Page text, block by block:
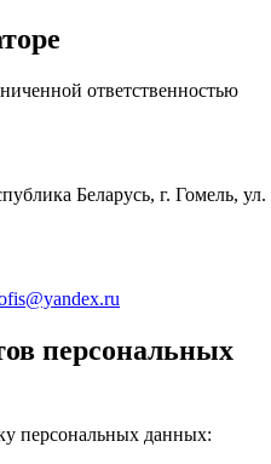
ответственностью
Беларусь, г. Гомель, ул.
персональных
персональных данных: